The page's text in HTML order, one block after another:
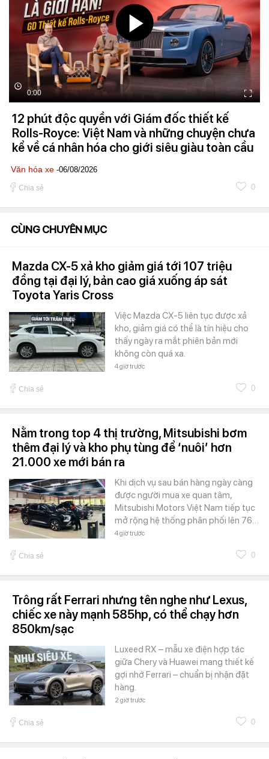
0:00
12 phút độc quyền với Giám đốc thiết kế
Rolls-Royce: Việt Nam và những chuyện chưa
kể về cá nhân hóa cho giới siêu giàu toàn cầu
Văn hóa xe -06/08/2026
Chia sẻ 0
CÙNG CHUYÊN MỤC
Mazda CX-5 xả kho giảm giá tới 107 triệu
đồng tại đại lý, bản cao giá xuống áp sát
Toyota Yaris Cross
Việc Mazda CX-5 liên tục được xả
kho, giảm giá có thể là tín hiệu cho
thấy ngày ra mắt phiên bản mới
không còn quá xa.
4 giờ trước
Chia sẻ 0
Nằm trong top 4 thị trường, Mitsubishi bơm
thêm đại lý và kho phụ tùng để ‘nuôi’ hơn
21.000 xe mới bán ra
Khi dịch vụ sau bán hàng ngày càng
được người mua xe quan tâm,
Mitsubishi Motors Việt Nam tiếp tục
mở rộng hệ thống phân phối lên 76…
4 giờ trước
Chia sẻ 0
Trông rất Ferrari nhưng tên nghe như Lexus,
chiếc xe này mạnh 585hp, có thể chạy hơn
850km/sạc
Luxeed RX – mẫu xe điện hợp tác
giữa Chery và Huawei mang thiết kế
gợi nhớ Ferrari – chuẩn bị nhận đặt
hàng.
2 giờ trước
Chia sẻ 0